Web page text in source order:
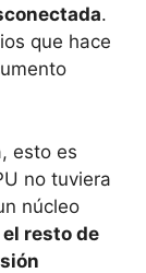
.
que hace
esto es
no tuviera
núcleo
el resto de